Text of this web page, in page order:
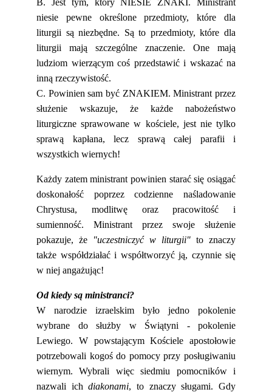
niesie pewne określone przedmioty, które dla
liturgii są niezbędne. Są to przedmioty, które dla
liturgii mają szczególne znaczenie. One mają
ludziom wierzącym coś przedstawić i wskazać na
inną rzeczywistość.
C. Powinien sam być ZNAKIEM. Ministrant przez
służenie wskazuje, że każde nabożeństwo
liturgiczne sprawowane w kościele, jest nie tylko
sprawą kapłana, lecz sprawą całej parafii i
wszystkich wiernych!
Każdy zatem ministrant powinien starać się osiągać
doskonałość poprzez codzienne naśladowanie
Chrystusa, modlitwę oraz pracowitość i
sumienność. Ministrant przez swoje służenie
pokazuje, że
"uczestniczyć w liturgii" to znaczy
także współdziałać i współtworzyć ją, czynnie się
w niej angażując!
Od kiedy są ministranci?
W narodzie izraelskim było jedno pokolenie
wybrane do służby w Świątyni - pokolenie
Lewiego. W powstającym Kościele apostołowie
potrzebowali kogoś do pomocy przy posługiwaniu
wiernym. Wybrali więc siedmiu pomocników i
nazwali ichdiakonami, to znaczy sługami. Gdy